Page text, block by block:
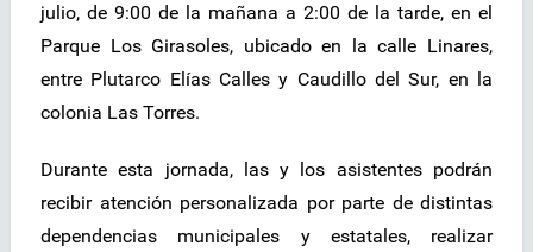
julio, de 9:00 de la mañana a 2:00 de la tarde, en el
Parque Los Girasoles, ubicado en la calle Linares,
entre Plutarco Elías Calles y Caudillo del Sur, en la
colonia Las Torres.
Durante esta jornada, las y los asistentes podrán
recibir atención personalizada por parte de distintas
dependencias municipales y estatales, realizar